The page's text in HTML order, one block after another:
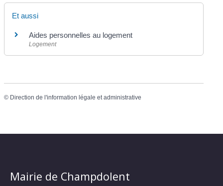
Et aussi
Aides personnelles au logement
Logement
© Direction de l'information légale et administrative
Mairie de Champdolent